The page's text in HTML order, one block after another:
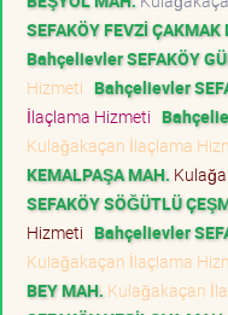
SEFAKÖY FEVZİ ÇAKMAK
Bahçelievler SEFAKÖY
Hizmeti Bahçelievler
İlaçlama Hizmeti
Kulağakaçan İlaçlama
KEMALPAŞA MAH.
SEFAKÖY SÖĞÜTLÜ
Hizmeti Bahçelievler
Kulağakaçan İlaçlama
BEY MAH. Kulağakaçan